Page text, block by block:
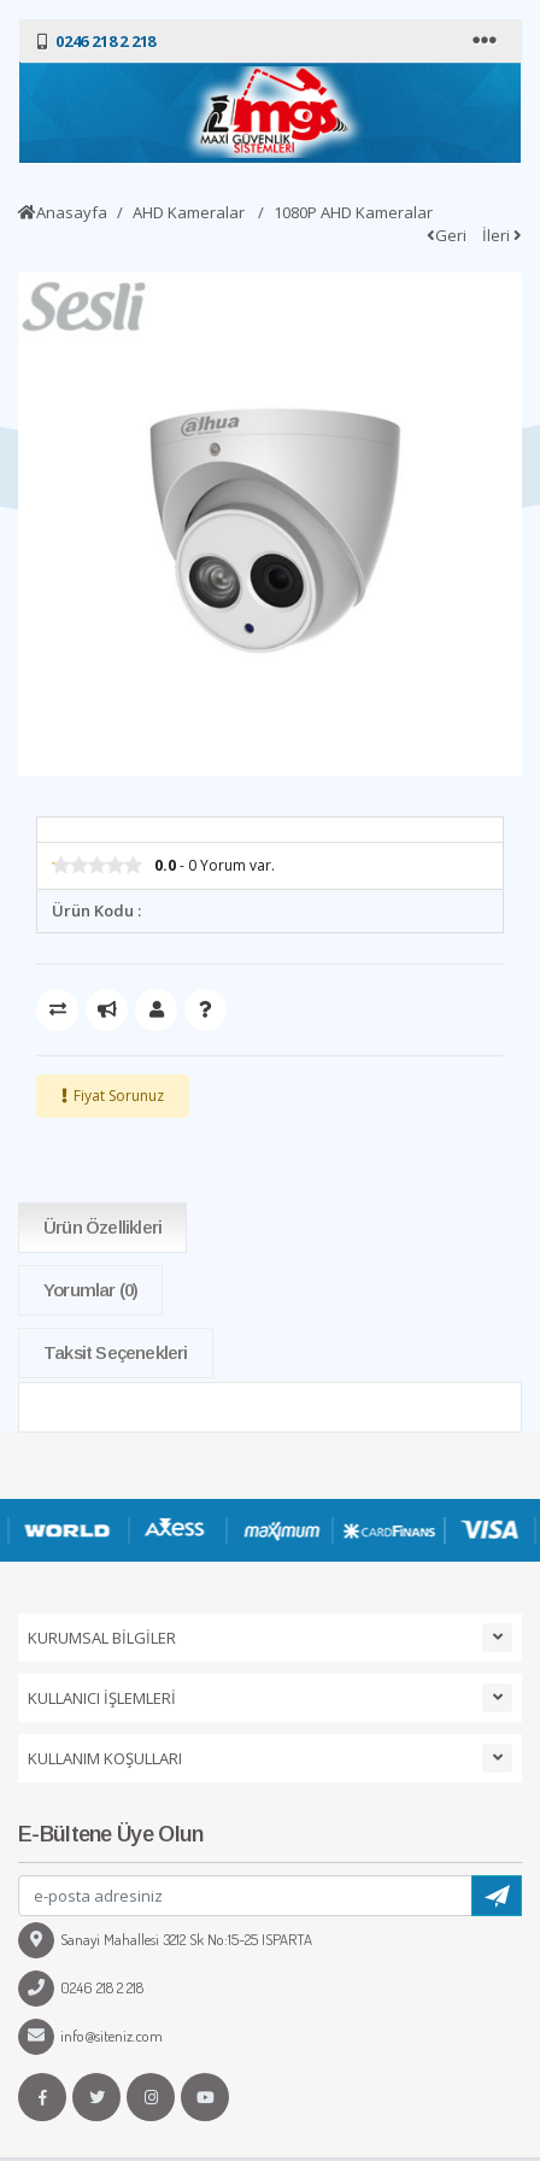
0246 218 2 218
Anasayfa AHD Kameralar
1080P AHD Kameralar
Geri
İleri
0.0- 0 Yorum var.
Ürün Kodu :
Fiyat Sorunuz
Ürün Özellikleri
Yorumlar (0)
Taksit Seçenekleri
KURUMSAL BİLGİLER
KULLANICI İŞLEMLERİ
KULLANIM KOŞULLARI
E-Bültene Üye Olun
Sanayi Mahallesi 3212 Sk No:15-25 ISPARTA
0246 218 2 218
info@siteniz.com